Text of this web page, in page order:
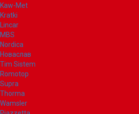
Kaw-Met
Kratki
Lincar
MBS
Nordica
Новаслав
Tim Sistem
Romotop
Supra
Thorma
Wamsler